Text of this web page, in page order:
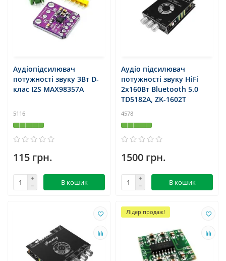
Аудіопідсилювач
потужності звуку 3Вт D-
клас I2S MAX98357A
5116
115 грн.
В кошик
Аудіо підсилювач
потужності звуку HiFi
2x160Вт Bluetooth 5.0
TD5182A, ZK-1602T
4578
1500 грн.
В кошик
Лідер продаж!